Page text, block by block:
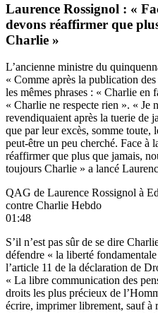
Laurence Rossignol : «
devons réaffirmer que
Charlie »
L’ancienne ministre du
« Comme après la publication
les mêmes phrases : « Charlie
« Charlie ne respecte rien ». « Je
revendiquaient après la tuerie de
que par leur excès, somme toute,
peut-être un peu cherché. Face à
réaffirmer que plus que jamais,
toujours Charlie » a lancé
QAG de Laurence Rossignol à
contre Charlie Hebdo
01:48
S’il n’est pas sûr de se dire
défendre « la liberté
l’article 11 de la déclaration de
« La libre communication des
droits les plus précieux de
écrire, imprimer librement, sauf à